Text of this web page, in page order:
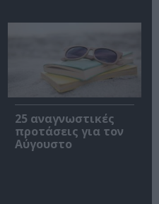
25 αναγνωστικές
προτάσεις για τον
Αύγουστο